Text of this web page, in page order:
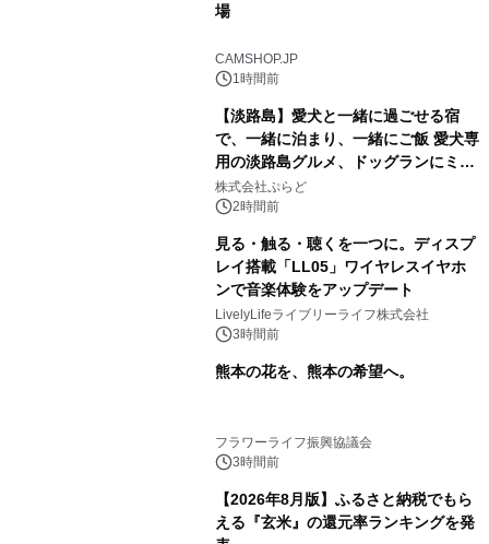
場
CAMSHOP.JP
1時間前
【淡路島】愛犬と一緒に過ごせる宿
で、一緒に泊まり、一緒にご飯 愛犬専
用の淡路島グルメ、ドッグランにミニ
プール グランピングとトレーラーハウ
スの2施設で
株式会社ぷらど
2時間前
見る・触る・聴くを一つに。ディスプ
レイ搭載「LL05」ワイヤレスイヤホ
ンで音楽体験をアップデート
LivelyLifeライブリーライフ株式会社
3時間前
熊本の花を、熊本の希望へ。
フラワーライフ振興協議会
3時間前
【2026年8月版】ふるさと納税でもら
える『玄米』の還元率ランキングを発